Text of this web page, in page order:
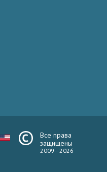
Все права
защищены
2009—2026